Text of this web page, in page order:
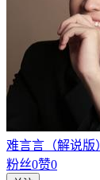
难言言（解说版
粉丝0赞0